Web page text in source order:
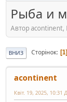
Рыба и
Автор acontinent,
ВНИЗ Сторінок 1
acontinent
Квіт. 19, 2025, 10:31